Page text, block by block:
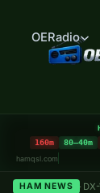
OERadio
160m 80–40m
hamqsl.com
HAM NEWS
025— DX-World •
now) •